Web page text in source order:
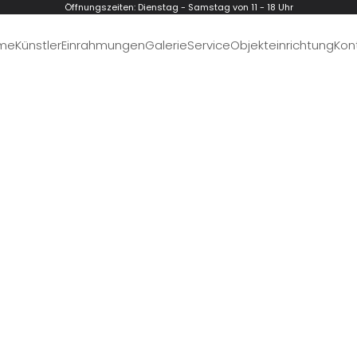
Öffnungszeiten: Dienstag - Samstag von 11 - 18 Uhr
KünstlerEinrahmungenGalerieServiceObjekteinrichtung